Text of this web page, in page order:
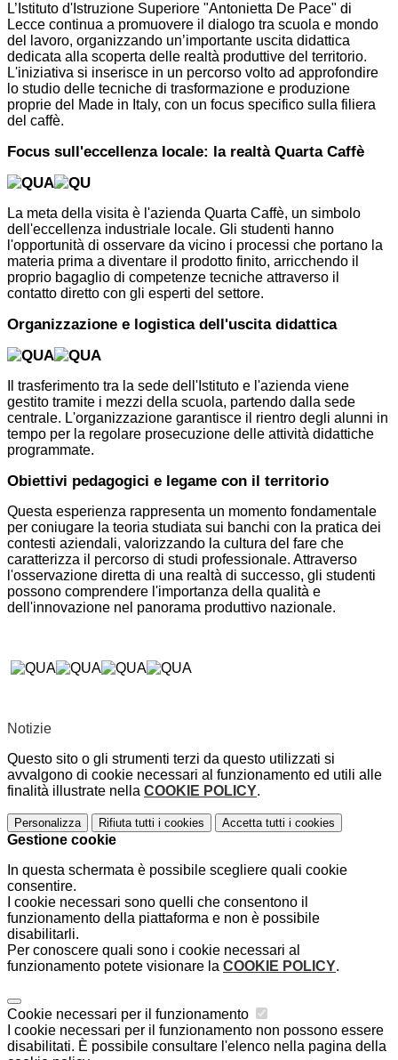
L’Istituto d'Istruzione Superiore "Antonietta De Pace" di
Lecce continua a promuovere il dialogo tra scuola e mondo
del lavoro, organizzando un’importante uscita didattica
dedicata alla scoperta delle realtà produttive del territorio.
L'iniziativa si inserisce in un percorso volto ad approfondire
lo studio delle tecniche di trasformazione e produzione
proprie del Made in Italy, con un focus specifico sulla filiera
del caffè.
Focus sull'eccellenza locale: la realtà Quarta Caffè
La meta della visita è l'azienda Quarta Caffè, un simbolo
dell'eccellenza industriale locale. Gli studenti hanno
l'opportunità di osservare da vicino i processi che portano la
materia prima a diventare il prodotto finito, arricchendo il
proprio bagaglio di competenze tecniche attraverso il
contatto diretto con gli esperti del settore.
Organizzazione e logistica dell'uscita didattica
Il trasferimento tra la sede dell'Istituto e l'azienda viene
gestito tramite i mezzi della scuola, partendo dalla sede
centrale. L'organizzazione garantisce il rientro degli alunni in
tempo per la regolare prosecuzione delle attività didattiche
programmate.
Obiettivi pedagogici e legame con il territorio
Questa esperienza rappresenta un momento fondamentale
per coniugare la teoria studiata sui banchi con la pratica dei
contesti aziendali, valorizzando la cultura del fare che
caratterizza il percorso di studi professionale. Attraverso
l'osservazione diretta di una realtà di successo, gli studenti
possono comprendere l'importanza della qualità e
dell'innovazione nel panorama produttivo nazionale.
Notizie
Questo sito o gli strumenti terzi da questo utilizzati si
avvalgono di cookie necessari al funzionamento ed utili alle
finalità illustrate nella COOKIE POLICY.
Personalizza Rifiuta tutti i cookies Accetta tutti i cookies
Gestione cookie
In questa schermata è possibile scegliere quali cookie
consentire.
I cookie necessari sono quelli che consentono il
funzionamento della piattaforma e non è possibile
disabilitarli.
Per conoscere quali sono i cookie necessari al
funzionamento potete visionare la COOKIE POLICY.
Cookie necessari per il funzionamento
I cookie necessari per il funzionamento non possono essere
disabilitati. È possibile consultare l'elenco nella pagina della